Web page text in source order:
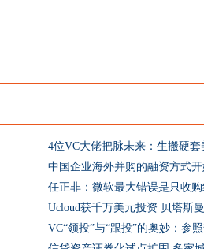
4位VC大佬把脉未来：生搬硬
中国企业海外并购的融资方式
任正非：微软最大错误是只收
Ucloud获千万美元投资 贝塔斯
VC“领投”与“跟投”的奥妙：参